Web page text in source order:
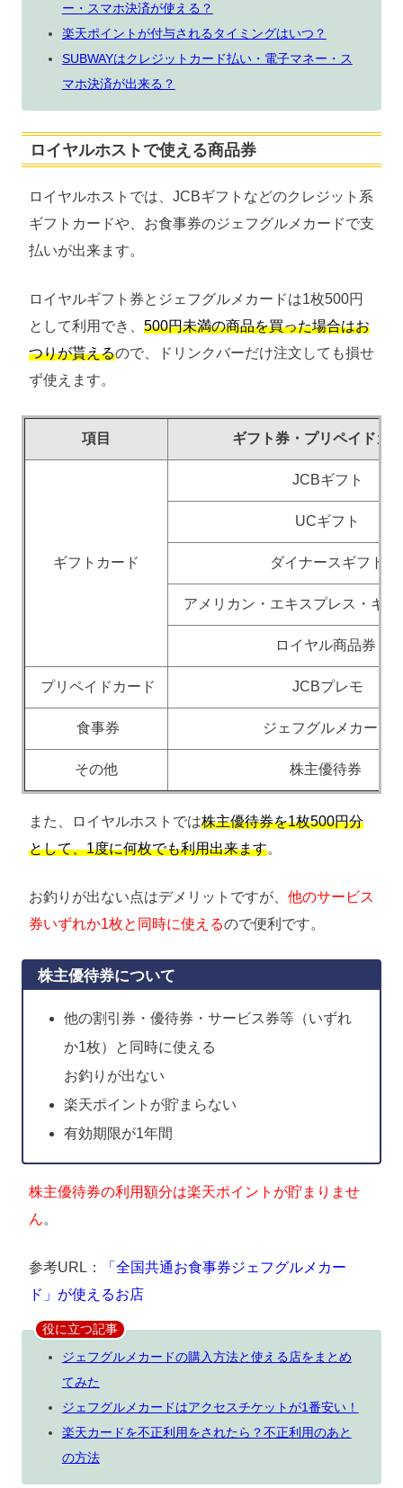
ー・スマホ決済が使える？
楽天ポイントが付与されるタイミングはいつ？
SUBWAYはクレジットカード払い・電子マネー・ス
マホ決済が出来る？
ロイヤルホストで使える商品券
ロイヤルホストでは、JCBギフトなどのクレジット系
ギフトカードや、お食事券のジェフグルメカードで支
払いが出来ます。
ロイヤルギフト券とジェフグルメカードは1枚500円
として利用でき、 500円未満の商品を買った場合はお
つりが貰えるので、ドリンクバーだけ注文しても損せ
ず使えます。
項目 ギフト券・プリペイドカ
ギフトカード
JCBギフト
UCギフト
ダイナースギフト
アメリカン・エキスプレス・ギ
ロイヤル商品券
プリペイドカード JCBプレモ
食事券 ジェフグルメカード
その他 株主優待券
また、ロイヤルホストでは株主優待券を1枚500円分
として、1度に何枚でも利用出来ます。
お釣りが出ない点はデメリットですが、 他のサービス
券いずれか1枚と同時に使えるので便利です。
株主優待券について
他の割引券・優待券・サービス券等（いずれ
か1枚）と同時に使える
お釣りが出ない
楽天ポイントが貯まらない
有効期限が1年間
株主優待券の利用額分は楽天ポイントが貯まりませ
ん。
参考URL：
「全国共通お食事券ジェフグルメカー
ド」が使えるお店
役に立つ記事
ジェフグルメカードの購入方法と使える店をまとめ
てみた
ジェフグルメカードはアクセスチケットが1番安い！
楽天カードを不正利用をされたら？不正利用のあと
の方法